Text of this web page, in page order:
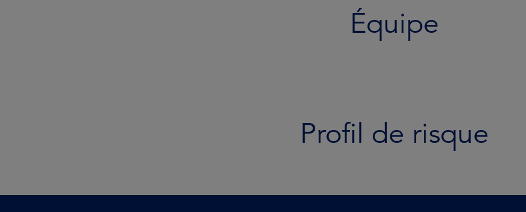
Équipe
Profil de risque